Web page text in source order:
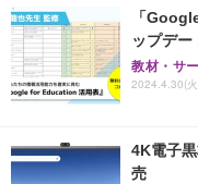
「
ップデー
教材・サ
2024.4.30(
4K電子
売